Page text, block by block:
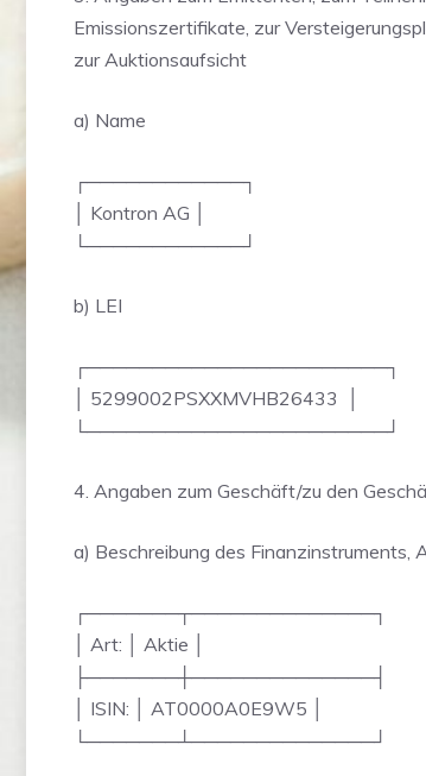
Emissionszertifikate, zur
zur Auktionsaufsicht
a) Name
┌────────────┐
│ Kontron AG │
└────────────┘
b) LEI
┌───────────────────────┐
│ 5299002PSXXMVHB26433 │
└───────────────────────┘
4. Angaben zum Geschäft/zu den
a) Beschreibung des Finanzinstruments,
┌───────┬──────────────┐
│ Art: │ Aktie │
├───────┼──────────────┤
│ ISIN: │ AT0000A0E9W5 │
└───────┴──────────────┘